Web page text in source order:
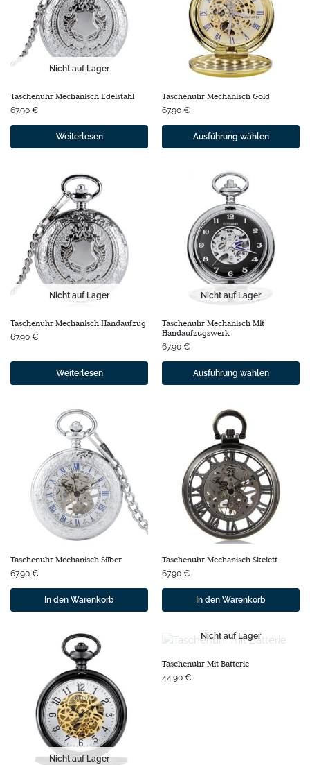
Nicht auf Lager
Taschenuhr Mechanisch Edelstahl
67.90 €
Weiterlesen
Taschenuhr Mechanisch Gold
67.90 €
Ausführung wählen
Nicht auf Lager
Taschenuhr Mechanisch Handaufzug
67.90 €
Weiterlesen
Nicht auf Lager
Taschenuhr Mechanisch Mit
Handaufzugswerk
67.90 €
Ausführung wählen
Taschenuhr Mechanisch Silber
67.90 €
In den Warenkorb
Taschenuhr Mechanisch Skelett
67.90 €
In den Warenkorb
Nicht auf Lager
Nicht auf Lager
Taschenuhr Mit Batterie
44.90 €